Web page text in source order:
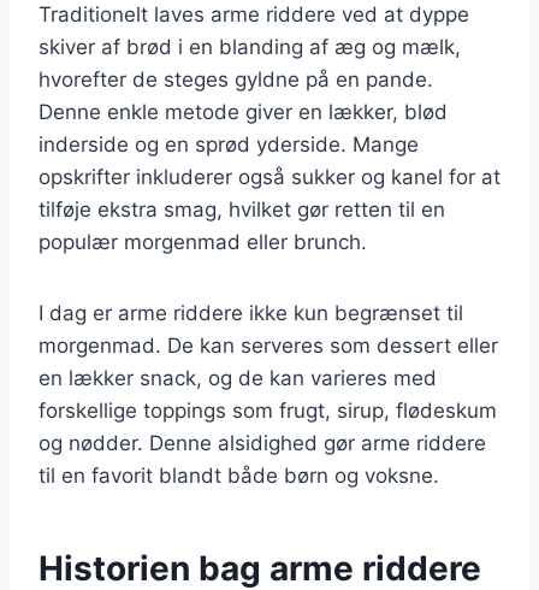
Traditionelt laves arme riddere ved at dyppe
skiver af brød i en blanding af æg og mælk,
hvorefter de steges gyldne på en pande.
Denne enkle metode giver en lækker, blød
inderside og en sprød yderside. Mange
opskrifter inkluderer også sukker og kanel for at
tilføje ekstra smag, hvilket gør retten til en
populær morgenmad eller brunch.
I dag er arme riddere ikke kun begrænset til
morgenmad. De kan serveres som dessert eller
en lækker snack, og de kan varieres med
forskellige toppings som frugt, sirup, flødeskum
og nødder. Denne alsidighed gør arme riddere
til en favorit blandt både børn og voksne.
Historien bag arme riddere